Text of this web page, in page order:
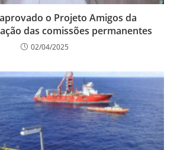
aprovado o Projeto Amigos da
das comissões permanentes
02/04/2025